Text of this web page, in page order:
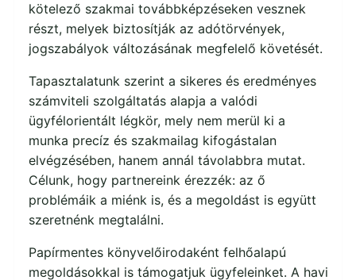
kötelező szakmai továbbképzéseken vesznek
részt, melyek biztosítják az adótörvények,
jogszabályok változásának megfelelő követését.
Tapasztalatunk szerint a sikeres és eredményes
számviteli szolgáltatás alapja a valódi
ügyfélorientált légkör, mely nem merül ki a
munka precíz és szakmailag kifogástalan
elvégzésében, hanem annál távolabbra mutat.
Célunk, hogy partnereink érezzék: az ő
problémáik a miénk is, és a megoldást is együtt
szeretnénk megtalálni.
Papírmentes könyvelőirodaként felhőalapú
megoldásokkal is támogatjuk ügyfeleinket. A havi